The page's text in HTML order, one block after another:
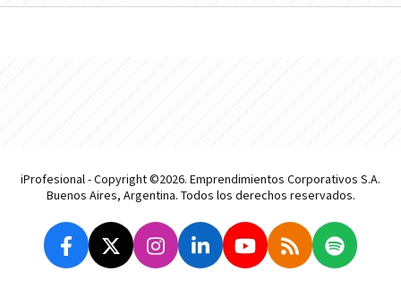
iProfesional - Copyright ©2026. Emprendimientos Corporativos S.A.
Buenos Aires, Argentina. Todos los derechos reservados.